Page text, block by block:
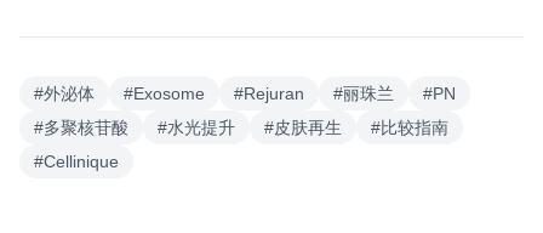
#外泌体 #Exosome #Rejuran #丽珠兰 #PN
#多聚核苷酸 #水光提升 #皮肤再生 #比较指南
#Cellinique